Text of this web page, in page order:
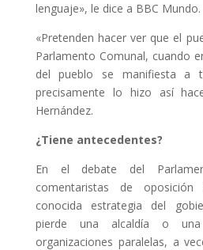
lenguaje», le dice a BBC Mundo.
«Pretenden hacer ver que el
Parlamento Comunal, cuando
del pueblo se manifiesta a
precisamente lo hizo así
Hernández.
¿Tiene antecedentes?
En el debate del
comentaristas de
conocida estrategia del
pierde una alcaldía o una
organizaciones paralelas, a